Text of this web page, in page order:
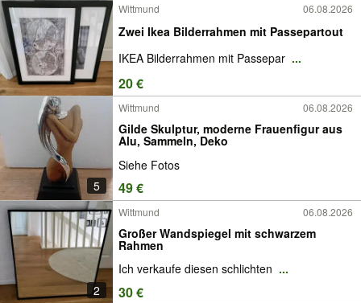
Wittmund 06.08.2026
Zwei Ikea Bilderrahmen mit Passepartout
IKEA Bilderrahmen mit Passepar ...
20 €
5
Wittmund 06.08.2026
Gilde Skulptur, moderne Frauenfigur aus
Alu, Sammeln, Deko
Siehe Fotos
49 €
2
Wittmund 06.08.2026
Großer Wandspiegel mit schwarzem
Rahmen
Ich verkaufe diesen schlichten ...
30 €